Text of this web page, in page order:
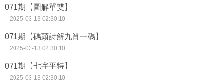
071期【圖解單雙】
2025-03-13 02:30:10
071期【碼頭詩解九肖一碼】
2025-03-13 02:30:10
071期【七字平特】
2025-03-13 02:30:10